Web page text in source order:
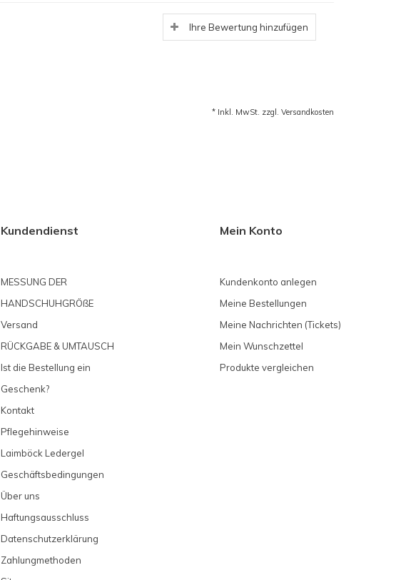
Ihre Bewertung hinzufügen
* Inkl. MwSt. zzgl. Versandkosten
Kundendienst
MESSUNG DER
HANDSCHUHGRÖßE
Versand
RÜCKGABE & UMTAUSCH
Ist die Bestellung ein
Geschenk?
Kontakt
Pflegehinweise
Laimböck Ledergel
Geschäftsbedingungen
Über uns
Haftungsausschluss
Datenschutzerklärung
Zahlungmethoden
Mein Konto
Kundenkonto anlegen
Meine Bestellungen
Meine Nachrichten (Tickets)
Mein Wunschzettel
Produkte vergleichen